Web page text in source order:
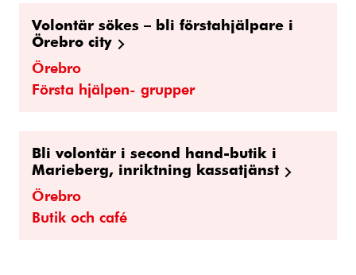
Volontär sökes – bli förstahjälpare i
Örebro city
Örebro
Första hjälpen- grupper
Bli volontär i second hand-butik i
Marieberg, inriktning kassatjänst
Örebro
Butik och café